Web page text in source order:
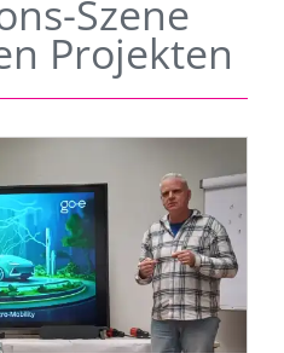
Szene
Projekten